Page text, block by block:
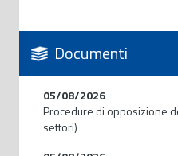
Documenti
05/08/2026
Procedure di opposizione
settori)